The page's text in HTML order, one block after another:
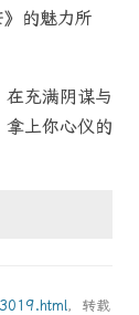
的魅力所
充满阴谋与
拿上你心仪的
，转载